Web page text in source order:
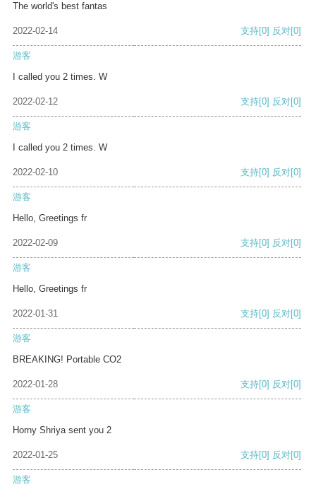
The world's best fantas
2022-02-14 支持[0] 反对[0]
游客
I called you 2 times. W
2022-02-12 支持[0] 反对[0]
游客
I called you 2 times. W
2022-02-10 支持[0] 反对[0]
游客
Hello, Greetings fr
2022-02-09 支持[0] 反对[0]
游客
Hello, Greetings fr
2022-01-31 支持[0] 反对[0]
游客
BREAKING! Portable CO2
2022-01-28 支持[0] 反对[0]
游客
Horny Shriya sent you 2
2022-01-25 支持[0] 反对[0]
游客